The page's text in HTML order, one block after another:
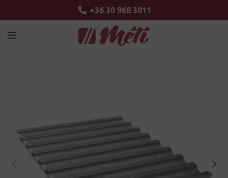
+36 30 968 3811